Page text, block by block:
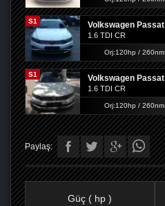
S1 Volkswagen Passat
1.6 TDI CR
Orj:120hp / 260nm
S1 Volkswagen Passat
1.6 TDI CR
Orj:120hp / 260nm
Paylaş:
Güç ( hp )